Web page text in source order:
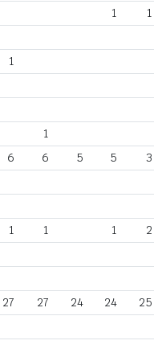
1
1
1
1
6 6 5 5
3
1 1 1
2
27 27 24 24
25